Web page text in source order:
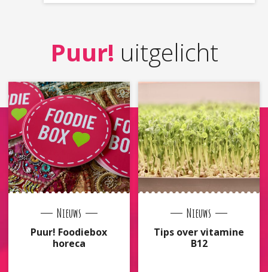
Puur! uitgelicht
Nieuws
Puur! Foodiebox
horeca
Nieuws
Tips over vitamine
B12